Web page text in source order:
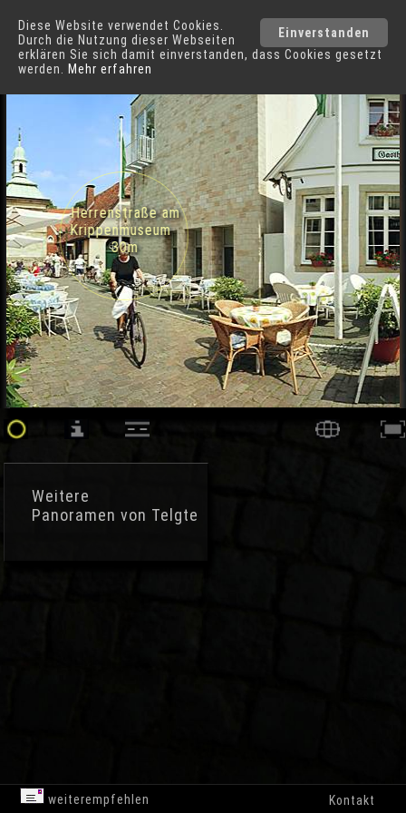
Einverstanden
Diese Website verwendet Cookies.
Durch die Nutzung dieser Webseiten
erklären Sie sich damit einverstanden, dass Cookies gesetzt
werden.
Mehr erfahren
Telgte Städte
Herrenstraße am
Krippenmuseum
30m
Weitere
Panoramen von Telgte
weiterempfehlen Kontakt